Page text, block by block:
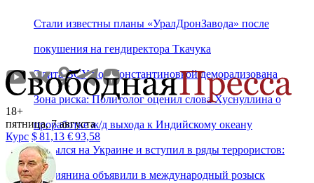
Стали известны планы «УралДронЗавода» после
покушения на гендиректора Ткачука
Элита ВСУ под Константиновкой деморализована
Зона риска: Политолог оценил слова Хуснуллина о
проработке ж/д выхода к Индийскому океану
Скрылся на Украине и вступил в ряды террористов:
россиянина объявили в международный розыск
18+
пятница, 7 августа
Курс $81,13 €93,58